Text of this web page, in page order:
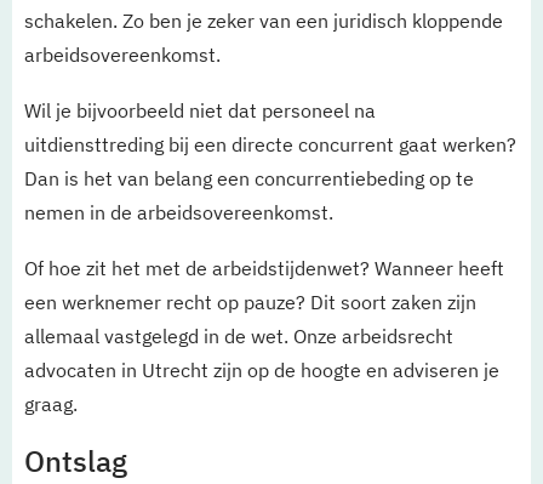
schakelen. Zo ben je zeker van een juridisch kloppende
arbeidsovereenkomst.
Wil je bijvoorbeeld niet dat personeel na
uitdiensttreding bij een directe concurrent gaat werken?
Dan is het van belang een concurrentiebeding op te
nemen in de arbeidsovereenkomst.
Of hoe zit het met de arbeidstijdenwet? Wanneer heeft
een werknemer recht op pauze? Dit soort zaken zijn
allemaal vastgelegd in de wet. Onze arbeidsrecht
advocaten in Utrecht zijn op de hoogte en adviseren je
graag.
Ontslag